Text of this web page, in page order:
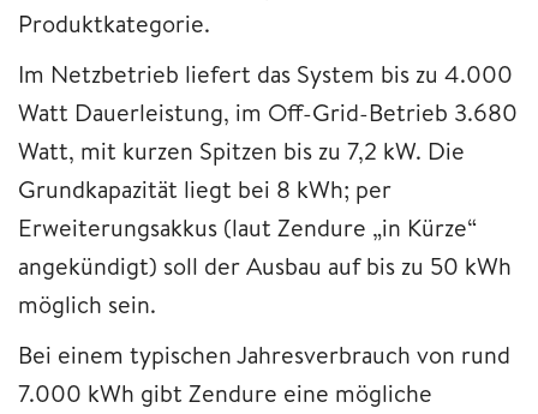
Produktkategorie.
Im Netzbetrieb liefert das System bis zu 4.000
Watt Dauerleistung, im Off-Grid-Betrieb 3.680
Watt, mit kurzen Spitzen bis zu 7,2 kW. Die
Grundkapazität liegt bei 8 kWh; per
Erweiterungsakkus (laut Zendure „in Kürze“
angekündigt) soll der Ausbau auf bis zu 50 kWh
möglich sein.
Bei einem typischen Jahresverbrauch von rund
7.000 kWh gibt Zendure eine mögliche